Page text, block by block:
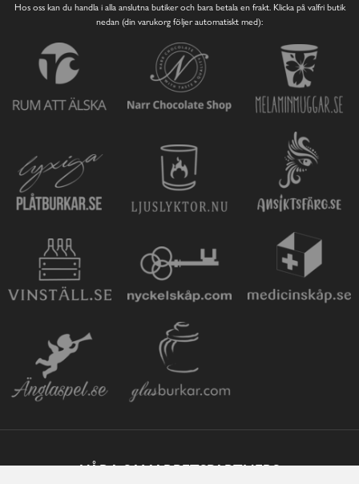
Hos oss kan du handla i alla anslutna butiker och bara betala en frakt. Klicka på valfri butik
nedan (din varukorg följer automatiskt med):
VÅRA SAMARBETSPARTNERS